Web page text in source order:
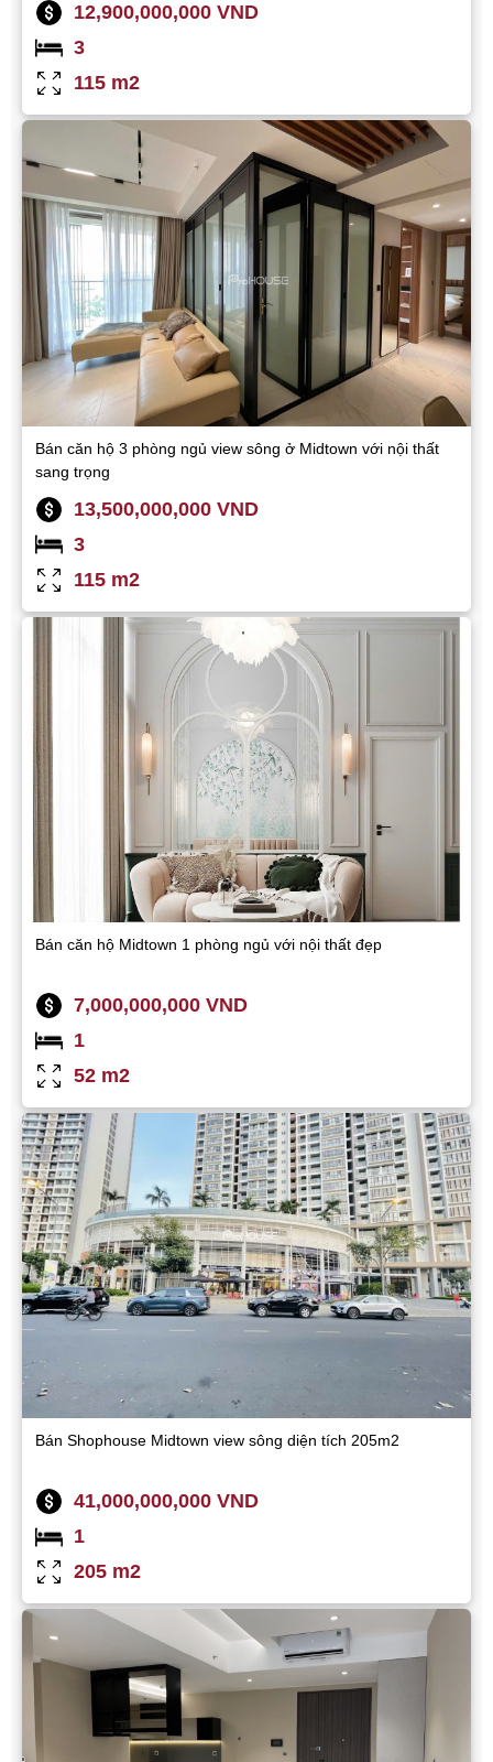
12,900,000,000 VND
3
115 m2
Bán căn hộ 3 phòng ngủ view sông ở Midtown với nội thất
sang trọng
13,500,000,000 VND
3
115 m2
Bán căn hộ Midtown 1 phòng ngủ với nội thất đẹp
7,000,000,000 VND
1
52 m2
Bán Shophouse Midtown view sông diện tích 205m2
41,000,000,000 VND
1
205 m2